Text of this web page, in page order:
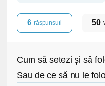
6 răspunsuri 50
Cum să setezi și să
Sau de ce să nu le